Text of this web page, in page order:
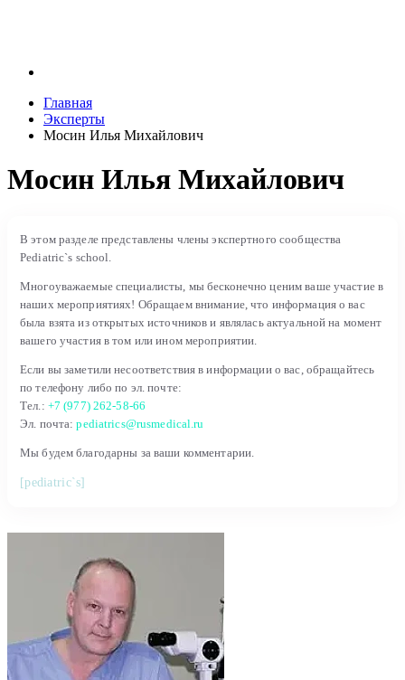
Главная
Эксперты
Мосин Илья Михайлович
Мосин Илья Михайлович
В этом разделе представлены члены экспертного сообщества
Pediatric`s school.
Многоуважаемые специалисты, мы бесконечно ценим ваше участие в
наших мероприятиях! Обращаем внимание, что информация о вас
была взята из открытых источников и являлась актуальной на момент
вашего участия в том или ином мероприятии.
Если вы заметили несоответствия в информации о вас, обращайтесь
по телефону либо по эл. почте:
Тел.: +7 (977) 262-58-66
Эл. почта:pediatrics@rusmedical.ru
Мы будем благодарны за ваши комментарии.
[pediatric`s]